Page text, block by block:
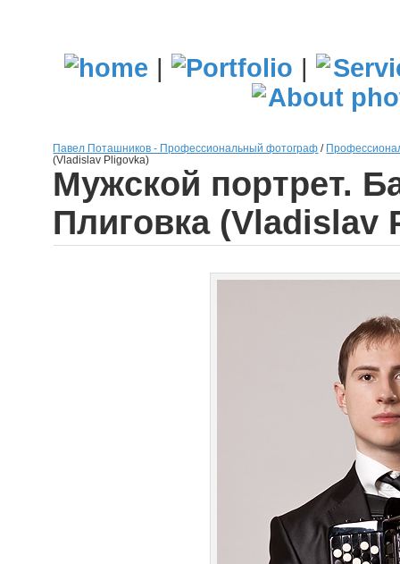
| |
Павел Поташников - Профессиональный фотограф /
(Vladislav Pligovka)
Мужской портрет.
Плиговка (Vladislav